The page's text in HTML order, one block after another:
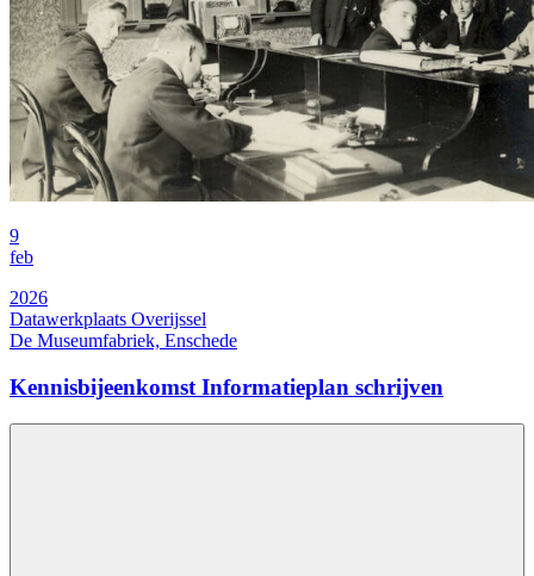
9
feb
2026
Datawerkplaats Overijssel
De Museumfabriek, Enschede
Kennisbijeenkomst Informatieplan schrijven